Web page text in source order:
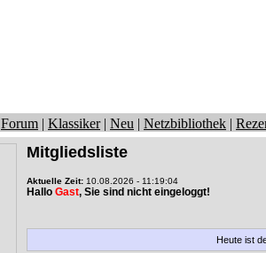
Forum | Klassiker| Neu | Netzbibliothek |
Mitgliedsliste
Aktuelle Zeit: 10.08.2026 - 11:19:04
Hallo Gast, Sie sind nicht eingeloggt!
Heute ist